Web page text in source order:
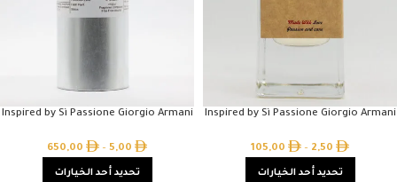
Inspired by Sì Passione Giorgio Armani
2,50
–
105,00
تحديد أحد الخيارات
Inspired by Sì Passione Giorgio Armani
5,00
–
650,00
تحديد أحد الخيارات